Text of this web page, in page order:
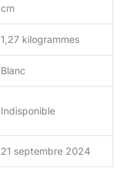
cm
1,27 kilogrammes
Blanc
Indisponible
21 septembre 2024